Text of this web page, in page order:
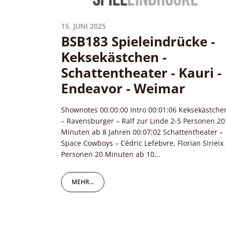
15. JUNI 2025
BSB183 Spieleindrücke -
Keksekästchen -
Schattentheater - Kauri -
Endeavor - Weimar
Shownotes 00:00:00 Intro 00:01:06
– Ravensburger – Ralf zur Linde 2-5 Personen 20
Minuten ab 8 Jahren 00:07:02 Schattentheater –
Space Cowboys – Cédric Lefebvre, Florian Sirieix
Personen 20 Minuten ab 10...
MEHR...